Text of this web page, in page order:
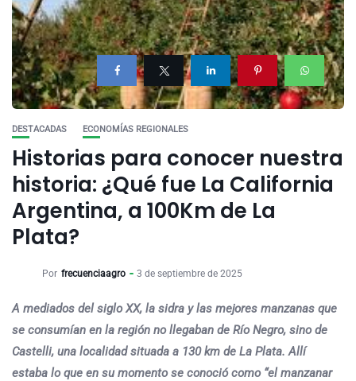
DESTACADAS ECONOMÍAS REGIONALES
Historias para conocer nuestra
historia: ¿Qué fue La California
Argentina, a 100Km de La
Plata?
Por frecuenciaagro 3 de septiembre de 2025
A mediados del siglo XX, la sidra y las mejores manzanas que
se consumían en la región no llegaban de Río Negro, sino de
Castelli, una localidad situada a 130 km de La Plata. Allí
estaba lo que en su momento se conoció como “el manzanar